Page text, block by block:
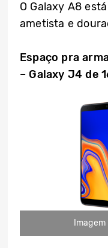
O Galaxy A8
ametista e
Espaço pra
– Galaxy J4 de